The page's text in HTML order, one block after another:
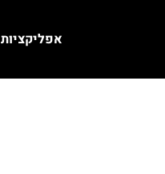
אפליקציות